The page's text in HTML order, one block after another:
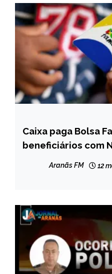
BRASIL
NOTÍCIAS
Caixa paga Bolsa
beneficiários com
Aranãs FM 12